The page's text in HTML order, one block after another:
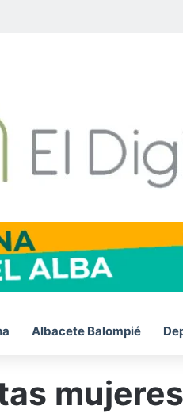
Albacete Balompié